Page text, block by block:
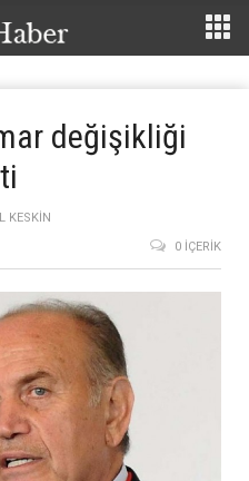
değişikliği
KESKIN
0 İÇERIK